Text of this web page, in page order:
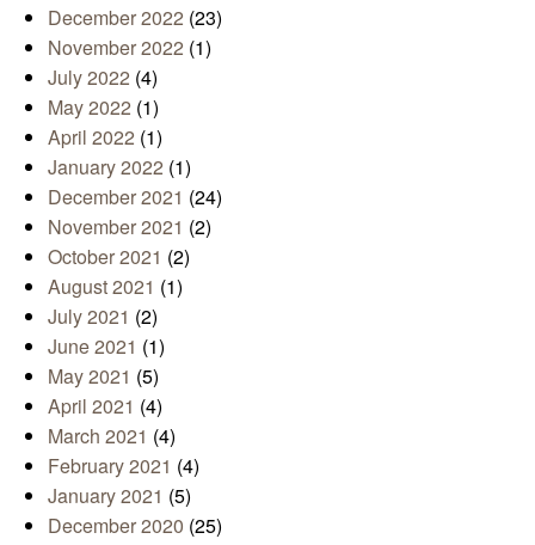
December 2022 (23)
November 2022 (1)
July 2022 (4)
May 2022 (1)
April 2022 (1)
January 2022 (1)
December 2021 (24)
November 2021 (2)
October 2021 (2)
August 2021 (1)
July 2021 (2)
June 2021 (1)
May 2021 (5)
April 2021 (4)
March 2021 (4)
February 2021 (4)
January 2021 (5)
December 2020 (25)